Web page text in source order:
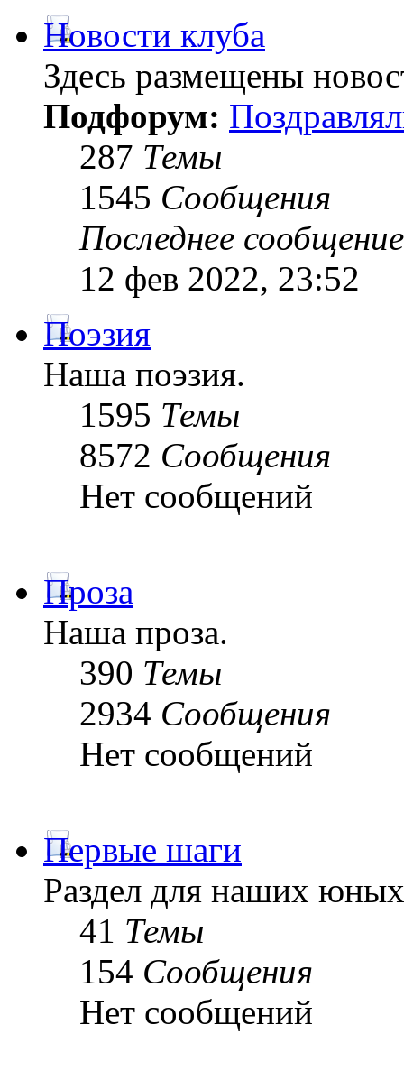
Новости клуба
Здесь размещены
Подфорум:
287 Темы
1545 Сообщения
Последнее сообщение
12 фев 2022, 23:52
Поэзия
Наша поэзия.
1595 Темы
8572 Сообщения
Нет сообщений
Проза
Наша проза.
390 Темы
2934 Сообщения
Нет сообщений
Первые шаги
Раздел для наших
41 Темы
154 Сообщения
Нет сообщений